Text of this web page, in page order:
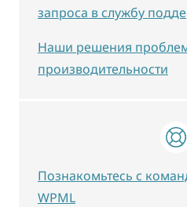
запроса в службу
Наши решения
производительности
Познакомьтесь с
WPML